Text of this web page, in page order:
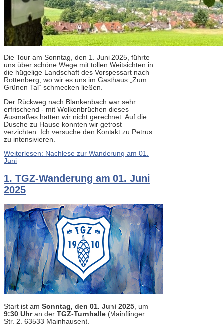
Die Tour am Sonntag, den 1. Juni 2025, führte
uns über schöne Wege mit tollen Weitsichten in
die hügelige Landschaft des Vorspessart nach
Rottenberg, wo wir es uns im Gasthaus „Zum
Grünen Tal“ schmecken ließen.
Der Rückweg nach Blankenbach war sehr
erfrischend - mit Wolkenbrüchen dieses
Ausmaßes hatten wir nicht gerechnet. Auf die
Dusche zu Hause konnten wir getrost
verzichten. Ich versuche den Kontakt zu Petrus
zu intensivieren.
Weiterlesen: Nachlese zur Wanderung am 01.
Juni
1. TGZ-Wanderung am 01. Juni
2025
Start ist am Sonntag, den 01. Juni 2025 , um
9:30 Uhran der TGZ-Turnhalle (Mainflinger
Str. 2, 63533 Mainhausen).